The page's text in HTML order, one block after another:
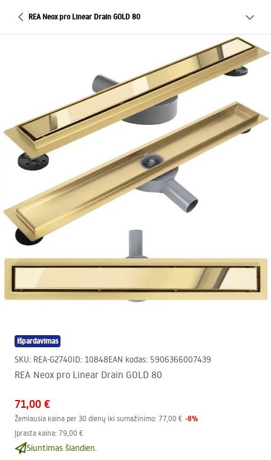
REA Neox pro Linear Drain GOLD 80
Išpardavimas
SKU: REA-G2740ID: 10848EAN kodas: 5906366007439
REA Neox pro Linear Drain GOLD 80
71,00 €
Žemiausia kaina per 30 dienų iki sumažinimo: 77,00 € -8%
Įprasta kaina: 79,00 €
Siuntimas šiandien.